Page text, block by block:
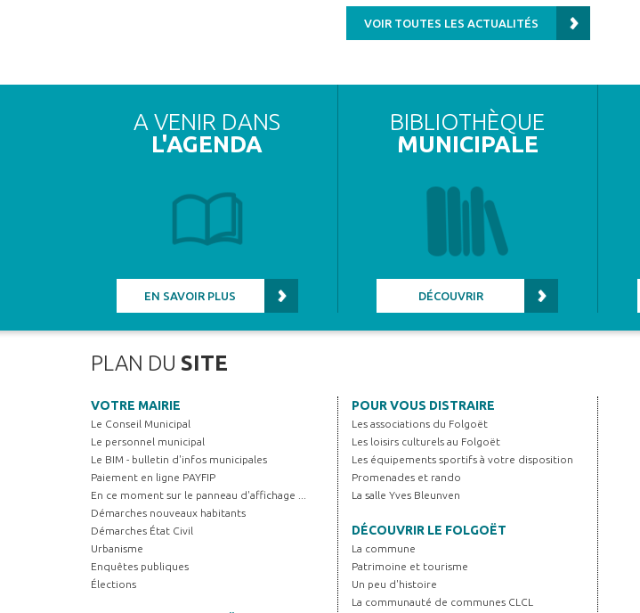
VOIR TOUTES LES ACTUALITÉS
A VENIR DANS
L'AGENDA
EN SAVOIR PLUS
BIBLIOTHÈQUE
MUNICIPALE
DÉCOUVRIR
PLAN DU SITE
VOTRE MAIRIE
Le Conseil Municipal
Le personnel municipal
Le BIM - bulletin d'infos municipales
Paiement en ligne PAYFIP
En ce moment sur le panneau d'affichage ...
Démarches nouveaux habitants
Démarches État Civil
Urbanisme
Enquêtes publiques
Élections
POUR VOUS DISTRAIRE
Les associations du Folgoët
Les loisirs culturels au Folgoët
Les équipements sportifs à votre disposition
Promenades et rando
La salle Yves Bleunven
DÉCOUVRIR LE FOLGOËT
La commune
Patrimoine et tourisme
Un peu d'histoire
La communauté de communes CLCL